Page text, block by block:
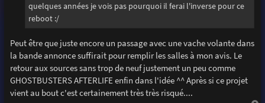
quelques années je vois pas pourquoi il ferai l'inverse pour ce
reboot :/
Peut être que juste encore un passage avec une vache volante dans
la bande annonce suffirait pour remplir les salles à mon avis. Le
retour aux sources sans trop de neuf justement un peu comme
GHOSTBUSTERS AFTERLIFE enfin dans l'idée ^^ Après si ce projet
vient au bout c'est certainement très très risqué....